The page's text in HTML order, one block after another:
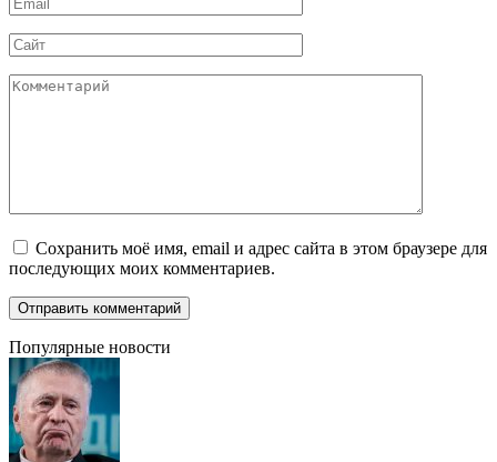
*
Сайт
Комментарий
Сохранить моё имя, email и адрес сайта в этом браузере для
последующих моих комментариев.
Популярные новости